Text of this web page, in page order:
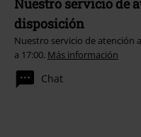
Nuestro servicio de
disposición
Nuestro servicio de atención
a 17:00. Más información
Chat